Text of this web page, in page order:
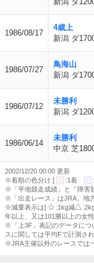
1986/08/17
4歳上
新潟 ダ
1986/07/27
鳥海山
新潟 ダ
1986/07/12
未勝利
新潟 ダ
1986/06/14
未勝利
中京 芝
2002/12/20 00:00 更新
※着順の色分け [
:1着
※「平地競走成績」と「障害
※「出走レース」はJRA、地
※減量表示は[
:1kg減
年以上、又は101勝以上の女
※「上3F」表記のデータにつ
スに関しては平均Fで計測さ
※JRA主催以外のレースでは